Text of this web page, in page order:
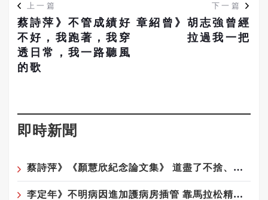
上一篇
蔡詩萍》不管成績好
不好，我跑著，我穿
透日常，我一路聽風
的歌
下一篇
章紹曾》胡志強曾經
拉過我一把
即時新聞
蔡詩萍》《顏慧欣紀念論文集》 道盡了不捨、遺憾、沉痛
李定年》不明病因進加護病房插管 靠馬拉松精神從鬼門關返回